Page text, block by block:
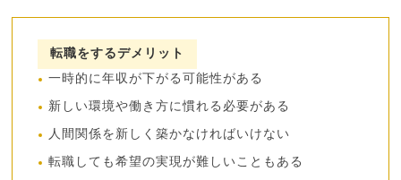
転職をするデメリット
一時的に年収が下がる可能性がある
新しい環境や働き方に慣れる必要がある
人間関係を新しく築かなければいけない
転職しても希望の実現が難しいこともある